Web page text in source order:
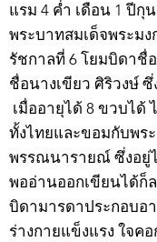
แรม 4 ค่ำ เดือน 1 ปีกุ
พระบาทสมเด็จพระมง
รัชกาลที่ 6 โยมบิดาชื่
ชื่อนางเขียว ศิริวงษ์
เมื่ออายุได้ 8 ขวบได้
ทั้งไทยและขอมกับพร
พรรณนารายณ์ ซึ่งอยู่
พออ่านออกเขียนได้ก็
บิดามารดาประกอบอ
ร่างกายแข็งแรง ใจค